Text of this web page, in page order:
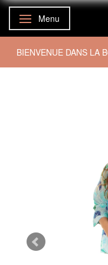
Basculer la navigation
Menu
BIENVENUE DANS LA